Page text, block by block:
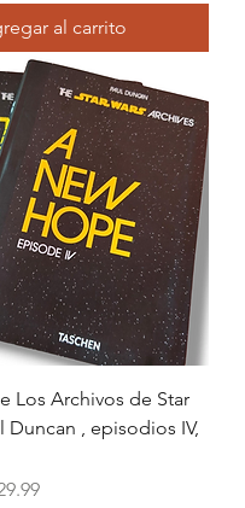
al carrito
Los Archivos de Star
Duncan , episodios IV,